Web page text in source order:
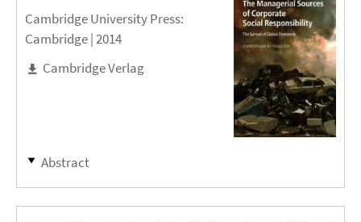
Cambridge University Press:
Cambridge |2014
Cambridge Verlag
Abstract